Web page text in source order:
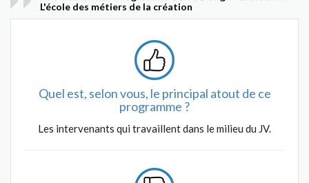
L'école des métiers de la création
Quel est, selon vous, le principal atout de ce
programme ?
Les intervenants qui travaillent dans le milieu du JV.